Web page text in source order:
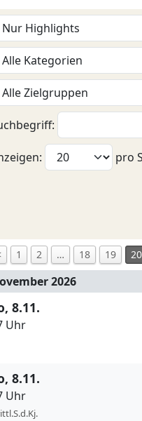
pro
1 2 … 18 19 20
2026
8.11.
Uhr
8.11.
Uhr